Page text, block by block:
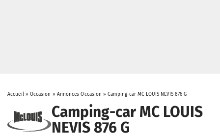
Accueil» Occasion » Annonces Occasion »Camping-car MC LOUIS NEVIS 876 G
Camping-car MC LOUIS
NEVIS 876 G